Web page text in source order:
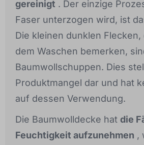
gereinigt . Der einzige
Faser unterzogen wird, ist
Die kleinen dunklen Flecken,
dem Waschen bemerken,
Baumwollschuppen. Dies
Produktmangel dar und hat
auf dessen Verwendung.
Die Baumwolldecke hat die
Feuchtigkeit aufzunehmen ,